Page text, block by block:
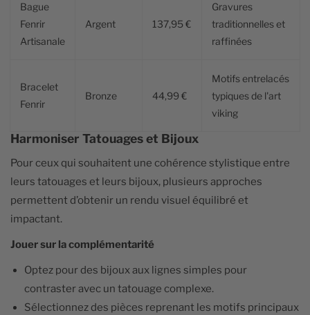
Bague
Fenrir
Artisanale
Argent 137,95 €
Gravures
traditionnelles et
raffinées
Bracelet
Fenrir
Bronze 44,99 €
Motifs entrelacés
typiques de l'art
viking
Harmoniser Tatouages et Bijoux
Pour ceux qui souhaitent une cohérence stylistique entre
leurs tatouages et leurs bijoux, plusieurs approches
permettent d’obtenir un rendu visuel équilibré et
impactant.
Jouer sur la complémentarité
Optez pour des bijoux aux lignes simples pour
contraster avec un tatouage complexe.
Sélectionnez des pièces reprenant les motifs principaux